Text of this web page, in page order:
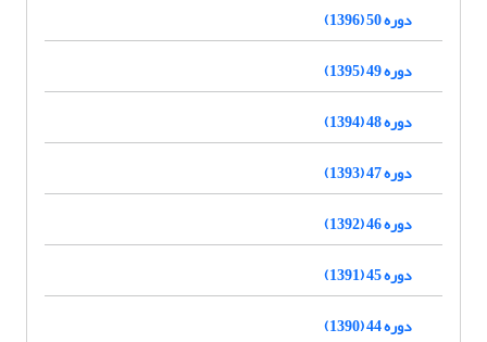
دوره 50 (1396)
دوره 49 (1395)
دوره 48 (1394)
دوره 47 (1393)
دوره 46 (1392)
دوره 45 (1391)
دوره 44 (1390)